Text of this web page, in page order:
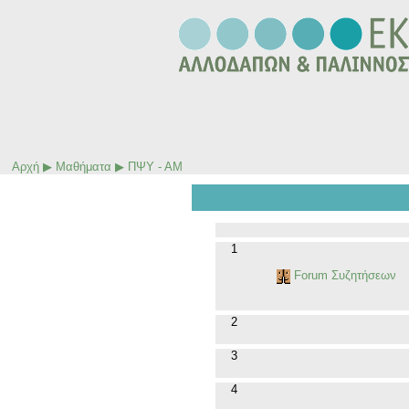
Αρχή ▶ Μαθήματα ▶ ΠΨΥ - ΑΜ
1
Forum Συζητήσεων
2
3
4